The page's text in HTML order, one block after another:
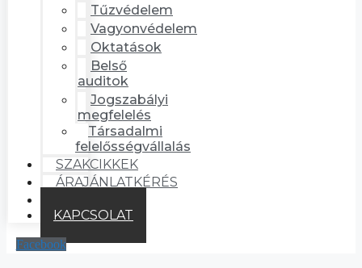
Tűzvédelem
Vagyonvédelem
Oktatások
Belső
auditok
Jogszabályi
megfelelés
Társadalmi
felelősségvállalás
SZAKCIKKEK
ÁRAJÁNLATKÉRÉS
KAPCSOLAT
Facebook